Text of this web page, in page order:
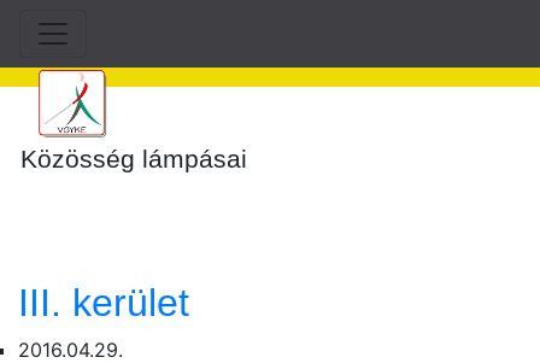
Közösség lámpásai
III. kerület
2016.04.29.